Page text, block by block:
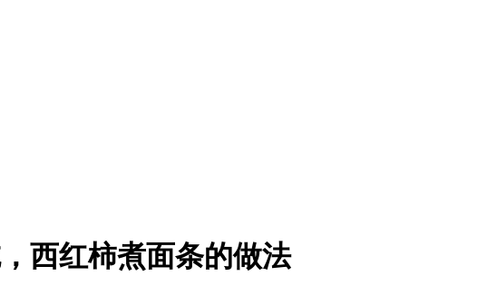
西红柿煮面条的做法